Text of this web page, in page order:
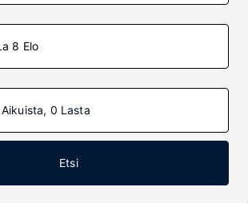
8 Elo
0 Lasta
Etsi